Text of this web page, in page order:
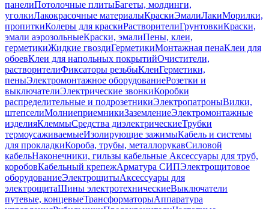
панелиПотолочные плитыБагеты, молдинги,
уголкиЛакокрасочные материалыКраскиЭмалиЛакиМорилки,
пропиткиКолеры для краскиРастворителиГрунтовкиКраски,
эмали аэрозольныеКраски, эмалиПены, клеи,
герметикиЖидкие гвоздиГерметикиМонтажная пенаКлеи для
обоевКлеи для напольных покрытийОчистители,
растворителиФиксаторы резьбыКлеиГерметики,
пеныЭлектромонтажное оборудованиеРозетки и
выключателиЭлектрические звонкиКоробки
распределительные и подрозетникиЭлектропатроныВилки,
штепселиМолниеприемникиЗаземлениеЭлектромонтажные
изделияКлеммыСредства диэлектрическиеТрубки
термоусаживаемыеИзолирующие зажимыКабель и системы
для прокладкиКороба, трубы, металлорукавСиловой
кабельНаконечники, гильзы кабельные Аксессуары для труб,
коробовКабельный крепежАрматура СИПЭлектрощитовое
оборудованиеЭлектрощитыАксессуары для
электрощитаШины электротехническиеВыключатели
путевые, концевыеТрансформаторыАппаратура